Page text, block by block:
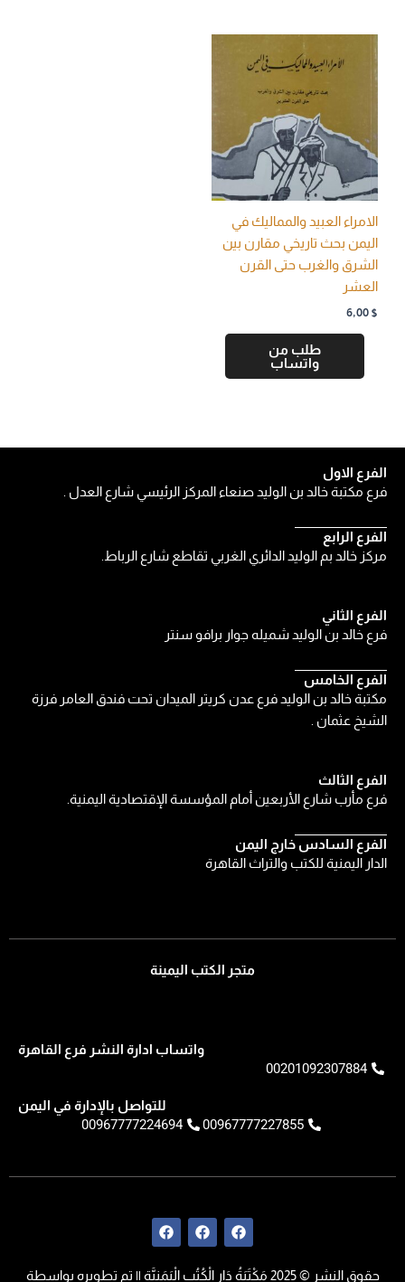
الامراء العبيد والمماليك في
اليمن بحث تاريخي مقارن بين
الشرق والغرب حتى القرن
العشر
6,00 $
طلب من
واتساب
الفرع الثالث
فرع مأرب شارع الأربعين أمام المؤسسة الإقتصادية اليمنية.
الفرع السادس خارج اليمن
الدار اليمنية للكتب والتراث القاهرة
الفرع الثاني
فرع خالد بن الوليد شميله جوار برافو سنتر
الفرع الخامس
مكتبة خالد بن الوليد فرع عدن كريتر الميدان تحت فندق العامر فرزة
الشيخ عثمان .
الفرع الاول
فرع مكتبة خالد بن الوليد صنعاء المركز الرئيسي شارع العدل .
الفرع الرابع
مركز خالد بم الوليد الدائري الغربي تقاطع شارع الرباط.
متجر الكتب اليمينة
واتساب ادارة النشر فرع القاهرة
00201092307884
للتواصل بالإدارة في اليمن
00967777227855
00967777224694
F
a
e
F
a
e
F
a
حقوق النشر © 2025 مَكْتَبَةُ دَار الْكُتُبِ الْيَمَنِيَّةِ || تم تطويره بواسطة